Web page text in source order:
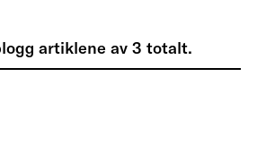
artiklene av 3 totalt.